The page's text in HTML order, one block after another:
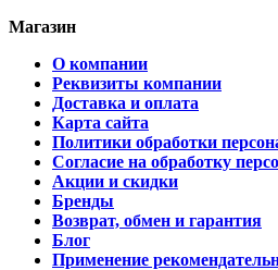
Магазин
О компании
Реквизиты компании
Доставка и оплата
Карта сайта
Политики обработки
Согласие на обработку
Акции и скидки
Бренды
Возврат, обмен и гарантия
Блог
Применение